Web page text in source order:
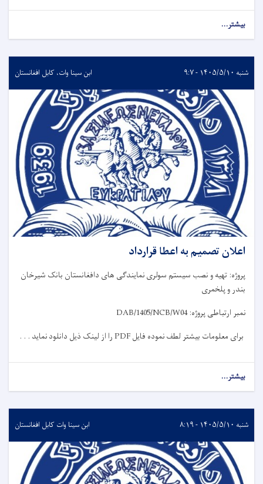
بیشتر...
شنبه ۱۴۰۵/۵/۱۰ - ۹:۷ ابن سینا وات، کابل افغانستان
اعلان تصمیم به اعطا قرارداد
پروژه: تهیه و نصب سیستم سولری نمایندگی های دافغانستان بانک شیرخان
بندر و پلخمری
نمبر ارتباطی پروژه: DAB/1405/NCB/W04
برای معلومات بیشتر لطف نموده فایلPDFرا از لینک ذیل دانلود نماید . . .
بیشتر...
شنبه ۱۴۰۵/۵/۱۰ - ۸:۱۹ ابن سینا وات کابل افغانستان